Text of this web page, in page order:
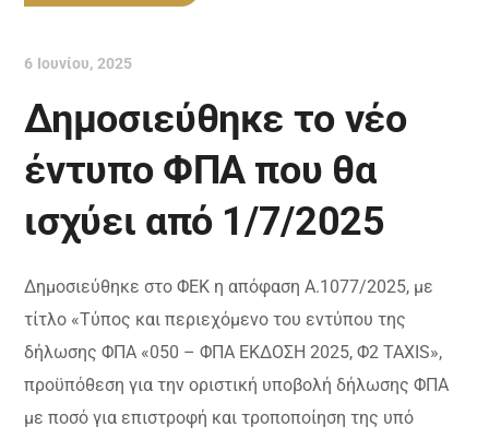
6 Ιουνίου, 2025
Δημοσιεύθηκε το νέο
έντυπο ΦΠΑ που θα
ισχύει από 1/7/2025
Δημοσιεύθηκε στο ΦΕΚ η απόφαση Α.1077/2025, με
τίτλο «Τύπος και περιεχόμενο του εντύπου της
δήλωσης ΦΠΑ «050 – ΦΠΑ ΕΚΔΟΣΗ 2025, Φ2 TAXIS»,
προϋπόθεση για την οριστική υποβολή δήλωσης ΦΠΑ
με ποσό για επιστροφή και τροποποίηση της υπό